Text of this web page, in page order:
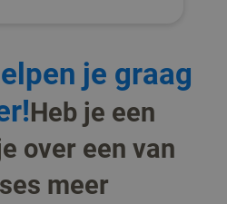
je graag
Heb je een
over een van
meer